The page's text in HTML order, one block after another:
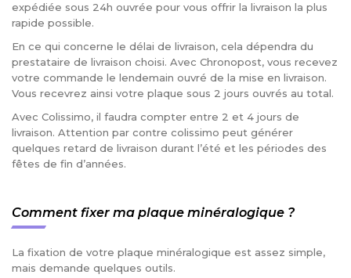
expédiée sous 24h ouvrée pour vous offrir la livraison la plus
rapide possible.
En ce qui concerne le délai de livraison, cela dépendra du
prestataire de livraison choisi. Avec Chronopost, vous recevez
votre commande le lendemain ouvré de la mise en livraison.
Vous recevrez ainsi votre plaque sous 2 jours ouvrés au total.
Avec Colissimo, il faudra compter entre 2 et 4 jours de
livraison. Attention par contre colissimo peut générer
quelques retard de livraison durant l’été et les périodes des
fêtes de fin d’années.
Comment fixer ma plaque minéralogique ?
La fixation de votre plaque minéralogique est assez simple,
mais demande quelques outils.